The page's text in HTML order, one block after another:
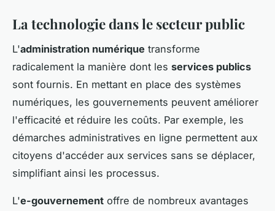
La technologie dans le secteur public
L'administration numérique transforme
radicalement la manière dont les services publics
sont fournis. En mettant en place des systèmes
numériques, les gouvernements peuvent améliorer
l'efficacité et réduire les coûts. Par exemple, les
démarches administratives en ligne permettent aux
citoyens d'accéder aux services sans se déplacer,
simplifiant ainsi les processus.
L'e-gouvernement offre de nombreux avantages